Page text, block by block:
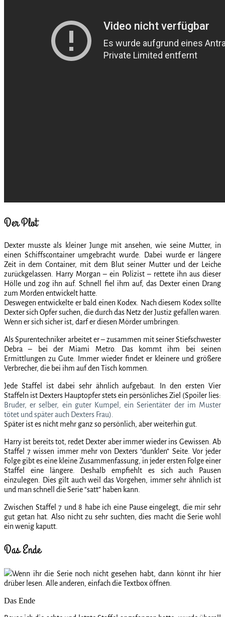
Der Plot
Dexter musste als kleiner Junge mit ansehen, wie seine Mutter, in
einen Schiffscontainer umgebracht wurde. Dabei wurde er längere
Zeit in dem Container, mit dem Blut seiner Mutter und der Leiche
zurückgelassen. Harry Morgan – ein Polizist – rettete ihn aus dieser
Hölle und zog ihn auf. Schnell fiel ihm auf, das Dexter einen Drang
zum Morden entwickelt hatte.
Deswegen entwickelte er bald einen Kodex. Nach diesem Kodex sollte
Dexter sich Opfer suchen, die durch das Netz der Justiz gefallen waren.
Wenn er sich sicher ist, darf er diesen Mörder umbringen.
Als Spurentechniker arbeitet er – zusammen mit seiner Stiefschwester
Debra – bei der Miami Metro. Das kommt ihm bei seinen
Ermittlungen zu Gute. Immer wieder findet er kleinere und größere
Verbrecher, die bei ihm auf den Tisch kommen.
Jede Staffel ist dabei sehr ähnlich aufgebaut. In den ersten Vier
Staffeln ist Dexters Hauptopfer stets ein persönliches Ziel (Spoiler lies:
Bruder, er selber, ein guter Kumpel, ein Serientäter der im Muster
tötet und später auch Dexters Frau).
Später ist es nicht mehr ganz so persönlich, aber weiterhin gut.
Harry ist bereits tot, redet Dexter aber immer wieder ins Gewissen. Ab
Staffel 7 wissen immer mehr von Dexters “dunklen” Seite. Vor jeder
Folge gibt es eine kleine Zusammenfassung, in jeder ersten Folge einer
Staffel eine längere. Deshalb empfiehlt es sich auch Pausen
einzulegen. Dies gilt auch weil das Vorgehen, immer sehr ähnlich ist
und man schnell die Serie “satt” haben kann.
Zwischen Staffel 7 und 8 habe ich eine Pause eingelegt, die mir sehr
gut getan hat. Also nicht zu sehr suchten, dies macht die Serie wohl
ein wenig kaputt.
Das Ende
Wenn ihr die Serie noch nicht gesehen habt, dann könnt ihr hier
drüber lesen. Alle anderen, einfach die Textbox öffnen.
Das Ende